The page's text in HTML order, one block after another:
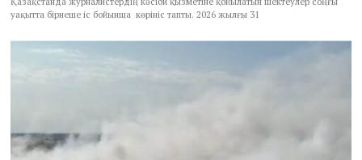
уақытта бірнеше іс бойынша көрініс тапты. 2026 жылғы 31